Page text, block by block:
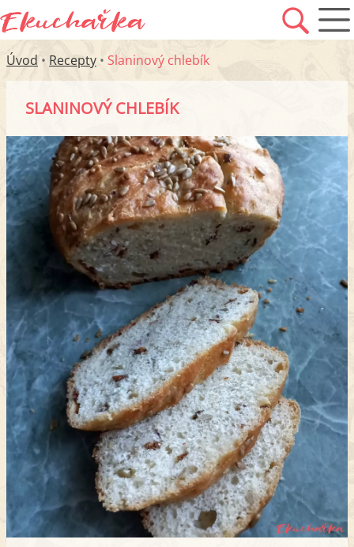
Úvod • Recepty • Slaninový chlebík
SLANINOVÝ CHLEBÍK